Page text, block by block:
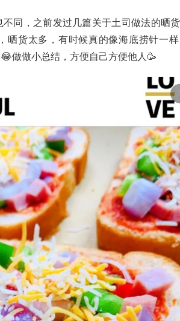
同，之前发过几篇关于土司做法的晒
晒货太多，有时候真的像海底捞针一
做做小总结，方便自己方便他人🥳